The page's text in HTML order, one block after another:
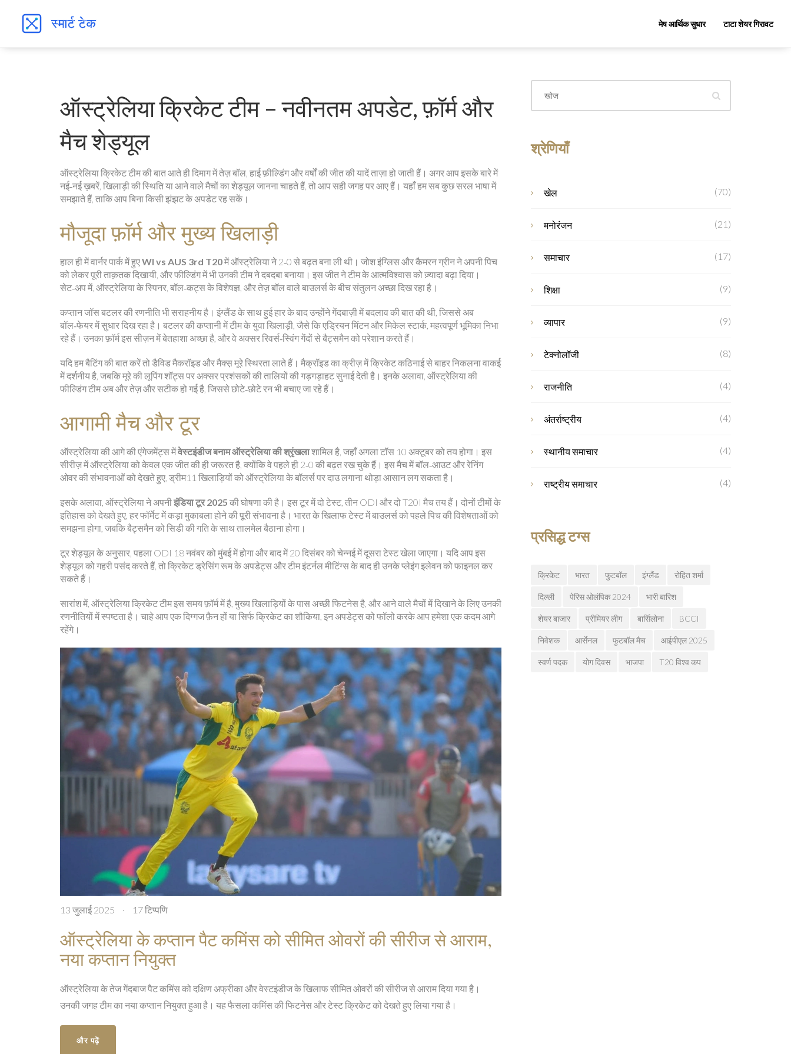
मेष आर्थिक सुधार टाटा शेयर गिरावट
ऑस्ट्रेलिया क्रिकेट टीम – नवीनतम अपडेट, फ़ॉर्म और
मैच शेड्यूल
ऑस्ट्रेलिया क्रिकेट टीम की बात आते ही दिमाग में तेज़ बॉल, हाई फ़ील्डिंग और वर्षों की जीत की यादें ताज़ा हो जाती हैं। अगर आप इसके बारे में
नई‑नई ख़बरें, खिलाड़ी की स्थिति या आने वाले मैचों का शेड्यूल जानना चाहते हैं, तो आप सही जगह पर आए हैं। यहाँ हम सब कुछ सरल भाषा में
समझाते हैं, ताकि आप बिना किसी झंझट के अपडेट रह सकें।
मौजूदा फ़ॉर्म और मुख्य खिलाड़ी
हाल ही में वार्नर पार्क में हुएWI vs AUS 3rd T20में ऑस्ट्रेलिया ने 2‑0 से बढ़त बना ली थी। जोश इंग्लिस और कैमरन ग्रीन ने अपनी पिच
को लेकर पूरी ताक़तक दिखायी, और फील्डिंग में भी उनकी टीम ने दबदबा बनाया। इस जीत ने टीम के आत्मविश्वास को ज़्यादा बढ़ा दिया।
सेट‑अप में, ऑस्ट्रेलिया के स्पिनर, बॉल‑कट्स के विशेषज्ञ, और तेज़ बॉल वाले बाउलर्स के बीच संतुलन अच्छा दिख रहा है।
कप्तान जॉस बटलर की रणनीति भी सराहनीय है। इंग्लैंड के साथ हुई हार के बाद उन्होंने गेंदबाज़ी में बदलाव की बात की थी, जिससे अब
बॉल‑फेयर में सुधार दिख रहा है। बटलर की कप्तानी में टीम के युवा खिलाड़ी, जैसे कि एड्रियन मिंटन और मिकेल स्टार्क, महत्वपूर्ण भूमिका निभा
रहे हैं। उनका फ़ॉर्म इस सीज़न में बेतहाशा अच्छा है, और वे अक्सर रिवर्स‑स्विंग गेंदों से बैट्समैन को परेशान करते हैं।
यदि हम बैटिंग की बात करें तो डैविड मैकरॉइड और मैक्स़ मूरे स्थिरता लाते हैं। मैक्रॉइड का क्रीज़ में क्रिकेट कठिनाई से बाहर निकलना वाकई
में दर्शनीय है, जबकि मूरे की लूपिंग शॉट्स पर अक्सर प्रशंसकों की तालियों की गड़गड़ाहट सुनाई देती है। इनके अलावा, ऑस्ट्रेलिया की
फील्डिंग टीम अब और तेज़ और सटीक हो गई है, जिससे छोटे‑छोटे रन भी बचाए जा रहे हैं।
आगामी मैच और टूर
ऑस्ट्रेलिया की आगे की एंगेजमेंट्स मेंवेस्टइंडीज बनाम ऑस्ट्रेलिया की श्रृंखलाशामिल है, जहाँ अगला टॉस 10 अक्टूबर को तय होगा। इस
सीरीज़ में ऑस्ट्रेलिया को केवल एक जीत की ही जरूरत है, क्योंकि वे पहले ही 2‑0 की बढ़त रख चुके हैं। इस मैच में बॉल‑आउट और रेनिंग
ओवर की संभावनाओं को देखते हुए, ड्रीम11 खिलाड़ियों को ऑस्ट्रेलिया के बॉलर्स पर दाउ लगाना थोड़ा आसान लग सकता है।
इसके अलावा, ऑस्ट्रेलिया ने अपनीइंडिया टूर 2025 की घोषणा की है। इस टूर में दो टेस्ट, तीन ODI और दो T20I मैच तय हैं। दोनों टीमों के
इतिहास को देखते हुए, हर फॉर्मेट में कड़ा मुकाबला होने की पूरी संभावना है। भारत के खिलाफ टेस्ट में बाउलर्स को पहले पिच की विशेषताओं को
समझना होगा, जबकि बैट्समैन को सिडी की गति के साथ तालमेल बैठाना होगा।
टूर शेड्यूल के अनुसार, पहला ODI 18 नवंबर को मुंबई में होगा और बाद में 20 दिसंबर को चेन्नई में दूसरा टेस्ट खेला जाएगा। यदि आप इस
शेड्यूल को गहरी पसंद करते हैं, तो क्रिकेट ड्रेसिंग रूम के अपडेट्स और टीम इंटर्नल मीटिंग्स के बाद ही उनके प्लेइंग इलेवन को फाइनल कर
सकते हैं।
सारांश में, ऑस्ट्रेलिया क्रिकेट टीम इस समय फ़ॉर्म में है, मुख्य खिलाड़ियों के पास अच्छी फिटनेस है, और आने वाले मैचों में दिखाने के लिए उनकी
रणनीतियों में स्पष्टता है। चाहे आप एक दिग्गज फ़ैन हों या सिर्फ क्रिकेट का शौकिया, इन अपडेट्स को फॉलो करके आप हमेशा एक कदम आगे
रहेंगे।
13 जुलाई 2025 · 17 टिप्पणि
ऑस्ट्रेलिया के कप्तान पैट कमिंस को सीमित ओवरों की सीरीज से आराम,
नया कप्तान नियुक्त
ऑस्ट्रेलिया के तेज गेंदबाज पैट कमिंस को दक्षिण अफ्रीका और वेस्टइंडीज के खिलाफ सीमित ओवरों की सीरीज से आराम दिया गया है।
उनकी जगह टीम का नया कप्तान नियुक्त हुआ है। यह फैसला कमिंस की फिटनेस और टेस्ट क्रिकेट को देखते हुए लिया गया है।
और पढ़ें
श्रेणियाँ
खेल (70)
मनोरंजन (21)
समाचार (17)
शिक्षा (9)
व्यापार (9)
टेक्नोलॉजी (8)
राजनीति (4)
अंतर्राष्ट्रीय (4)
स्थानीय समाचार (4)
राष्ट्रीय समाचार (4)
प्रसिद्ध टग्स
क्रिकेट भारत फुटबॉल इंग्लैंड रोहित शर्मा
दिल्ली पेरिस ओलंपिक 2024 भारी बारिश
शेयर बाजार प्रीमियर लीग बार्सिलोना BCCI
निवेशक आर्सेनल फुटबॉल मैच आईपीएल 2025
स्वर्ण पदक योग दिवस भाजपा T20 विश्व कप